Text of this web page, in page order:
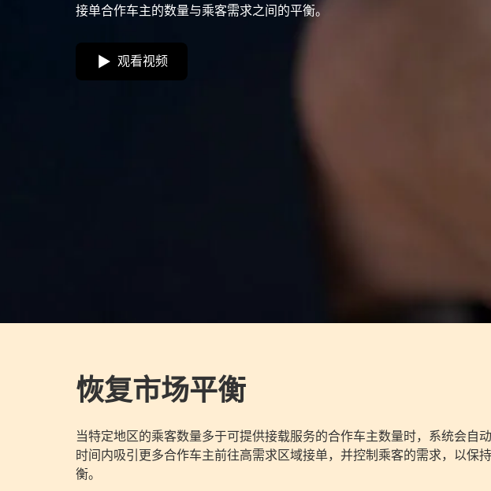
接单合作车主的数量与乘客需求之间的平衡。
观看视频
恢复市场平衡
当特定地区的乘客数量多于可提供接载服务的合作车主数量时，系统会自
时间内吸引更多合作车主前往高需求区域接单，并控制乘客的需求，以保
衡。